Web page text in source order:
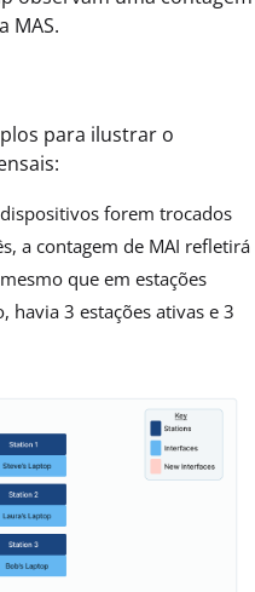
MAS.
para ilustrar o
forem trocados
a contagem de MAI refletirá
que em estações
havia 3 estações ativas e 3